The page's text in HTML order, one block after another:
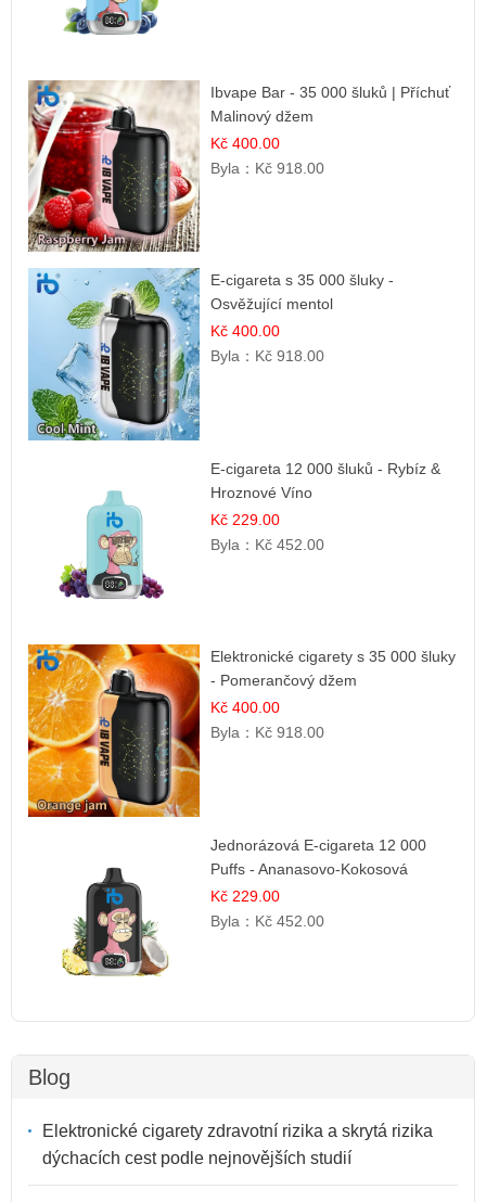
Ibvape Bar - 35 000 šluků | Příchuť
Malinový džem
Kč 400.00
Byla： Kč 918.00
E-cigareta s 35 000 šluky -
Osvěžující mentol
Kč 400.00
Byla： Kč 918.00
E-cigareta 12 000 šluků - Rybíz &
Hroznové Víno
Kč 229.00
Byla： Kč 452.00
Elektronické cigarety s 35 000 šluky
- Pomerančový džem
Kč 400.00
Byla： Kč 918.00
Jednorázová E-cigareta 12 000
Puffs - Ananasovo-Kokosová
Zmrzlina
Kč 229.00
Byla： Kč 452.00
Blog
Elektronické cigarety zdravotní rizika a skrytá rizika
dýchacích cest podle nejnovějších studií